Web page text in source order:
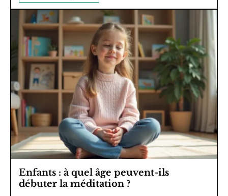
Enfants : à quel âge peuvent-ils
débuter la méditation ?